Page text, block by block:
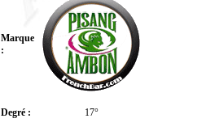
Marque
:
Degré :
17°